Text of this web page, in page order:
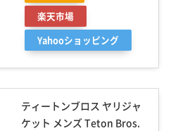
楽天市場
Yahooショッピング
ティートンブロス ヤリジャ
ケット メンズ Teton Bros.